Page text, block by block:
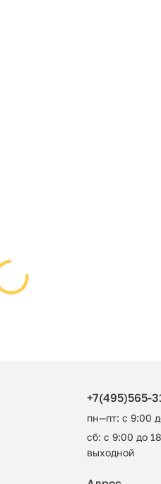
+7(495)565-
пн—пт: с 9:00
сб: с 9:00 до
выходной